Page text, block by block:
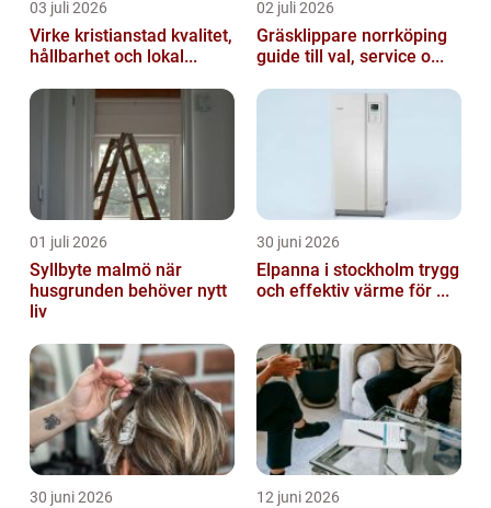
03 juli 2026
Virke kristianstad kvalitet,
hållbarhet och lokal...
02 juli 2026
Gräsklippare norrköping
guide till val, service o...
01 juli 2026
Syllbyte malmö när
husgrunden behöver nytt
liv
30 juni 2026
Elpanna i stockholm trygg
och effektiv värme för ...
30 juni 2026 12 juni 2026